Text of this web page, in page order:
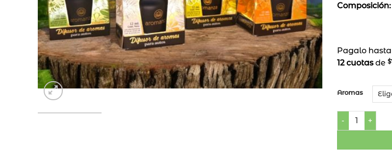
Composición:
Pagalo
12 cuotasde $
Aromas
Difusor Auto